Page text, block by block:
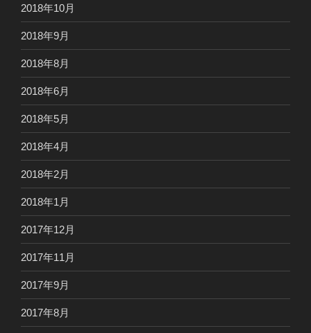
2018年10月
2018年9月
2018年8月
2018年6月
2018年5月
2018年4月
2018年2月
2018年1月
2017年12月
2017年11月
2017年9月
2017年8月